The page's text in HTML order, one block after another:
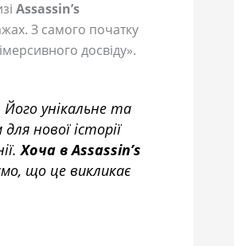
Assassin’s
З самого початку
досвіду».
унікальне та
нової історії
Хоча в Assassin’s
що це викликає